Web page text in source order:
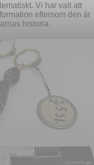
Vi har valt att
eftersom den är
historia.